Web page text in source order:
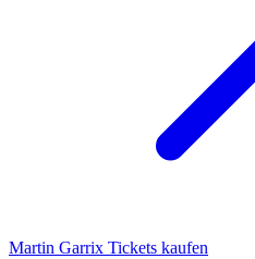
Martin Garrix Tickets kaufen